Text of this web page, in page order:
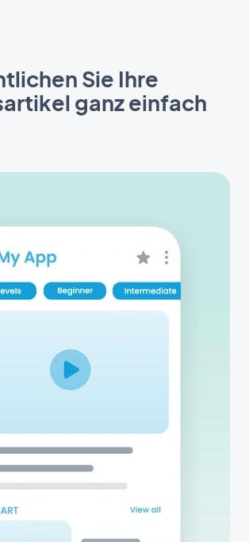
Sie Ihre
ganz einfach